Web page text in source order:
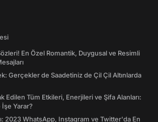
En Özel Romantik, Duygusal ve Resimli
Gerçekler de Saadetiniz de Çil Çil Altınlarda
Edilen Tüm Etkileri, Enerjileri ve Şifa Alanları:
İşe Yarar?
2023 WhatsApp, Instagram ve Twitter'da En